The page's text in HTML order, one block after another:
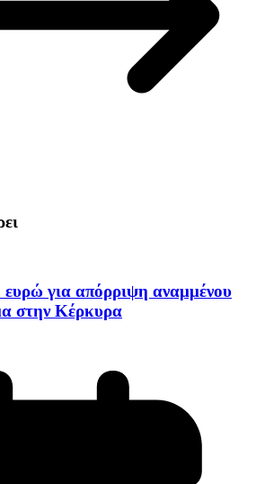
για απόρριψη αναμμένου
στην Κέρκυρα